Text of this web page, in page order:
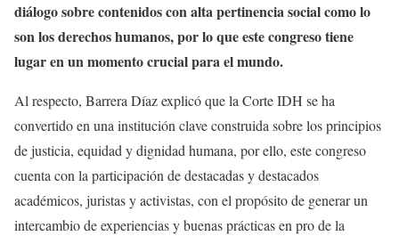
diálogo sobre contenidos con alta pertinencia social como lo
son los derechos humanos, por lo que este congreso tiene
lugar en un momento crucial para el mundo.
Al respecto, Barrera Díaz explicó que la Corte IDH se ha
convertido en una institución clave construida sobre los principios
de justicia, equidad y dignidad humana, por ello, este congreso
cuenta con la participación de destacadas y destacados
académicos, juristas y activistas, con el propósito de generar un
intercambio de experiencias y buenas prácticas en pro de la